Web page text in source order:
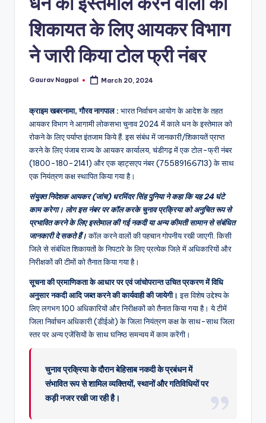
m
शिकायत के लिए आयकर विभाग
ने जारी किया टोल फ्री नंबर
Posted
Gaurav Nagpal March 20, 2024
क्राइम खबरनामा, गौरव नागपाल : भारत निर्वाचन आयोग के आदेश के तहत
आयकर विभाग ने आगामी लोकसभा चुनाव 2024 में काले धन के इस्तेमाल को
रोकने के लिए पर्याप्त इंतजाम किये हैं. इस संबंध में जानकारी/शिकायतें प्राप्त
करने के लिए पंजाब राज्य के आयकर कार्यालय, चंडीगढ़ में एक टोल-फ्री नंबर
(1800-180-2141) और एक व्हाट्सएप नंबर (75589166713) के साथ
एक नियंत्रण कक्ष स्थापित किया गया है।
संयुक्त निदेशक आयकर (जांच) धरमिंदर सिंह पुनिया ने कहा कि यह 24 घंटे
काम करेगा। लोग इस नंबर पर कॉल करके चुनाव प्रक्रिया को अनुचित रूप से
प्रभावित करने के लिए इस्तेमाल की गई नकदी या अन्य कीमती सामान से संबंधित
जानकारी दे सकते हैं।कॉल करने वालों की पहचान गोपनीय रखी जाएगी. किसी
जिले से संबंधित शिकायतों के निपटारे के लिए प्रत्येक जिले में अधिकारियों और
निरीक्षकों की टीमों को तैनात किया गया है।
सूचना की प्रमाणिकता के आधार पर एवं जांचोपरान्त उचित प्रकरण में विधि
अनुसार नकदी आदि जब्त करने की कार्यवाही की जायेगी। इस विशेष उद्देश्य के
लिए लगभग 100 अधिकारियों और निरीक्षकों को तैनात किया गया है। ये टीमें
जिला निर्वाचन अधिकारी (डीईओ) के जिला नियंत्रण कक्ष के साथ-साथ जिला
स्तर पर अन्य एजेंसियों के साथ घनिष्ठ समन्वय में काम करेंगी।
चुनाव प्रक्रिया के दौरान बेहिसाब नकदी के प्रबंधन में
संभावित रूप से शामिल व्यक्तियों, स्थानों और गतिविधियों पर
कड़ी नजर रखी जा रही है।